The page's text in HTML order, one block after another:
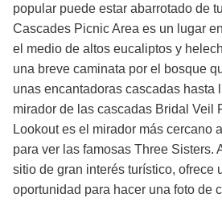
popular puede estar abarrotado de
Cascades Picnic Area es un lugar
el medio de altos eucaliptos y
una breve caminata por el bosque
unas encantadoras cascadas hasta
mirador de las cascadas Bridal Veil
Lookout es el mirador más cercano
para ver las famosas Three Sisters.
sitio de gran interés turístico, ofrece
oportunidad para hacer una foto de